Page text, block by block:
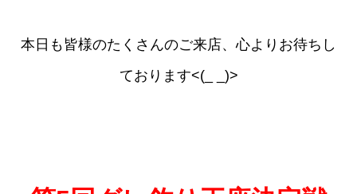
本日も皆様のたくさんのご来店、心よりお待ちし
ております<(_ _)>